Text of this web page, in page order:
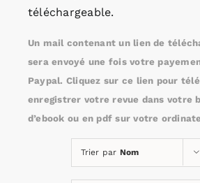
Kiosque
Annonces emploi
téléchargeable.
Un mail contenant un lien de
sera envoyé une fois votre
Paypal. Cliquez sur ce lien pour
enregistrer votre revue dans votre
d’ebook ou en pdf sur votre
Trier par Nom